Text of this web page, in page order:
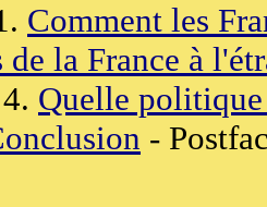
Comment les
de la France à
Quelle politique
-